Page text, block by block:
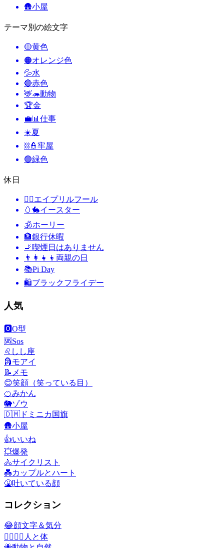
🛖小屋
テーマ別の絵文字
🟡黄色
🟠オレンジ色
💦水
🔴赤色
🦌🦔動物
🏆金
💼📊 仕事
☀️夏
⛓️👮牢屋
🟢緑色
休日
🙆‍♂️エイプリルフール
🥚🐇イースター
🕉ホーリー
🏦銀行休暇
🚬 喫煙日はありません
👨‍👩‍👧‍👦 両親の日
📚Pi Day
🛍ブラックフライデー
人気
🅾️O型
🆘Sos
♌ しし座
🗿モアイ
📝 メモ
😊笑顔（笑っている目）
🍊みかん
🐘ゾウ
🇩🇲 ドミニカ国旗
🛖小屋
👍いいね
💥爆発
🚴サイクリスト
💑カップルとハート
🤮吐いている顔
コレクション
😂顔文字＆気分
👩‍❤️‍💋‍👨 人と体